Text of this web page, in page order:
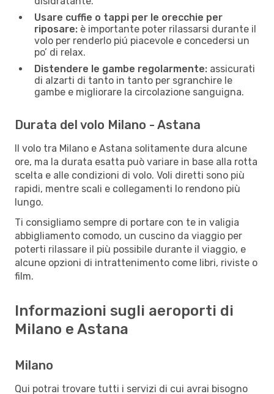
Usare cuffie o tappi per le orecchie per
riposare: è importante poter rilassarsi durante il
volo per renderlo piú piacevole e concedersi un
po’ di relax.
Distendere le gambe regolarmente: assicurati
di alzarti di tanto in tanto per sgranchire le
gambe e migliorare la circolazione sanguigna.
Durata del volo Milano - Astana
Il volo tra Milano e Astana solitamente dura alcune
ore, ma la durata esatta può variare in base alla rotta
scelta e alle condizioni di volo. Voli diretti sono più
rapidi, mentre scali e collegamenti lo rendono più
lungo.
Ti consigliamo sempre di portare con te in valigia
abbigliamento comodo, un cuscino da viaggio per
poterti rilassare il più possibile durante il viaggio, e
alcune opzioni di intrattenimento come libri, riviste o
film.
Informazioni sugli aeroporti di
Milano e Astana
Milano
Qui potrai trovare tutti i servizi di cui avrai bisogno